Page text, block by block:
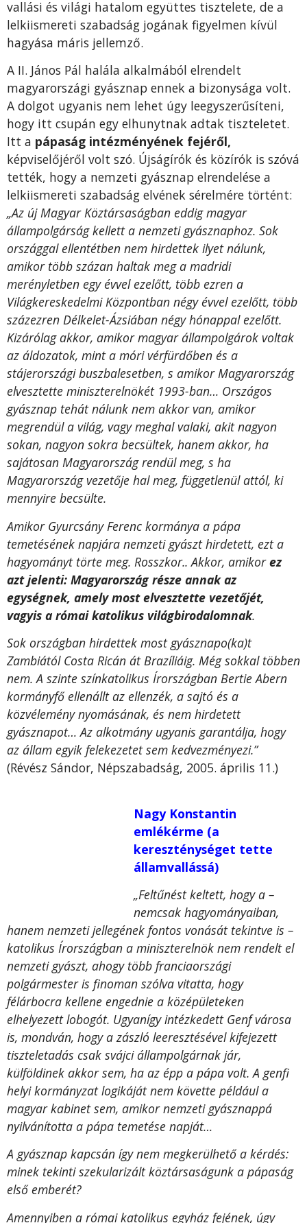
vallási és világi hatalom együttes tisztelete, de a
lelkiismereti szabadság jogának figyelmen kívül
hagyása máris jellemző.
A II. János Pál halála alkalmából elrendelt
magyarországi gyásznap ennek a bizonysága volt.
A dolgot ugyanis nem lehet úgy leegyszerűsíteni,
hogy itt csupán egy elhunytnak adtak tiszteletet.
Itt a pápaság intézményének fejéről,
képviselőjéről volt szó. Újságírók és közírók is szóvá
tették, hogy a nemzeti gyásznap elrendelése a
lelkiismereti szabadság elvének sérelmére történt:
„Az új Magyar Köztársaságban eddig magyar
állampolgárság kellett a nemzeti gyásznaphoz. Sok
országgal ellentétben nem hirdettek ilyet nálunk,
amikor több százan haltak meg a madridi
merényletben egy évvel ezelőtt, több ezren a
Világkereskedelmi Központban négy évvel ezelőtt, több
százezren Délkelet-Ázsiában négy hónappal ezelőtt.
Kizárólag akkor, amikor magyar állampolgárok voltak
az áldozatok, mint a móri vérfürdőben és a
stájerországi buszbalesetben, s amikor Magyarország
elvesztette miniszterelnökét 1993-ban… Országos
gyásznap tehát nálunk nem akkor van, amikor
megrendül a világ, vagy meghal valaki, akit nagyon
sokan, nagyon sokra becsültek, hanem akkor, ha
sajátosan Magyarország rendül meg, s ha
Magyarország vezetője hal meg, függetlenül attól, ki
mennyire becsülte.
Amikor Gyurcsány Ferenc kormánya a pápa
temetésének napjára nemzeti gyászt hirdetett, ezt a
hagyományt törte meg. Rosszkor.. Akkor, amikorez
azt jelenti: Magyarország része annak az
egységnek, amely most elvesztette vezetőjét,
vagyis a római katolikus világbirodalomnak.
Sok országban hirdettek most gyásznapo(ka)t
Zambiától Costa Ricán át Brazíliáig. Még sokkal többen
nem. A szinte színkatolikus Írországban Bertie Abern
kormányfő ellenállt az ellenzék, a sajtó és a
közvélemény nyomásának, és nem hirdetett
gyásznapot… Az alkotmány ugyanis garantálja, hogy
az állam egyik felekezetet sem kedvezményezi.”
(Révész Sándor, Népszabadság, 2005. április 11.)
Nagy Konstantin
emlékérme (a
kereszténységet tette
államvallássá)
„Feltűnést keltett, hogy a –
nemcsak hagyományaiban,
hanem nemzeti jellegének fontos vonását tekintve is –
katolikus Írországban a miniszterelnök nem rendelt el
nemzeti gyászt, ahogy több franciaországi
polgármester is finoman szólva vitatta, hogy
félárbocra kellene engednie a középületeken
elhelyezett lobogót. Ugyanígy intézkedett Genf városa
is, mondván, hogy a zászló leeresztésével kifejezett
tiszteletadás csak svájci állampolgárnak jár,
külföldinek akkor sem, ha az épp a pápa volt. A genfi
helyi kormányzat logikáját nem követte például a
magyar kabinet sem, amikor nemzeti gyásznappá
nyilvánította a pápa temetése napját…
A gyásznap kapcsán így nem megkerülhető a kérdés:
minek tekinti szekularizált köztársaságunk a pápaság
első emberét?
Amennyiben a római katolikus egyház fejének, úgy